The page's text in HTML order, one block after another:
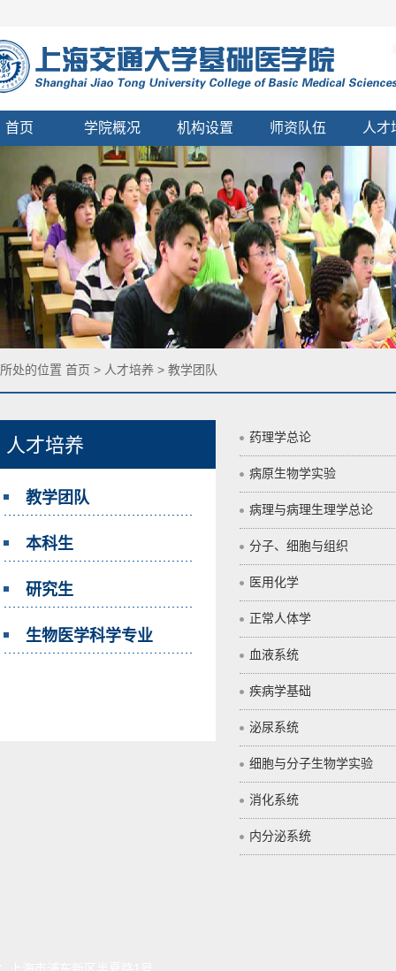
首页 学院概况 机构设置 师资队伍 人才
人才培养
教学团队
本科生
研究生
生物医学科学专业
药理学总论
病原生物学实验
病理与病理生理学总论
分子、细胞与组织
医用化学
正常人体学
血液系统
疾病学基础
泌尿系统
细胞与分子生物学实验
消化系统
内分泌系统
处的位置 首页 > 人才培养 > 教学团队